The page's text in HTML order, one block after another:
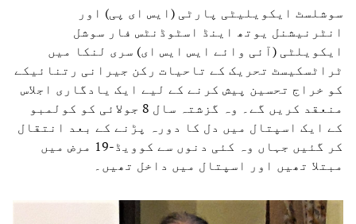
سوشلسٹ ایکویلیٹی پارٹی (ایس ای پی) اور
انٹرنیشنل یوتھ اینڈ اسٹوڈنٹس فار سوشل
ایکویلٹی (آئی وائے ایس ایس ای) سری لنکا میں
ٹراٹسکیسٹ تحریک کے تاحیات رکن جیرانی رتنائیکے
کو خراج تحسین پیش کرنے کے لیے ایک یادگاری اجلاس
منعقد کریں گے۔ وہ گزشتہ سال 8 جولائی کو کولمبو
کے ایک اسپتال میں دل کا دورہ پڑنے کے بعد انتقال
کر گئیں جہاں وہ کئی دنوں سے کوویڈ-19 مرض میں
مبتلا تھیں اور اسپتال میں داخل تھیں۔